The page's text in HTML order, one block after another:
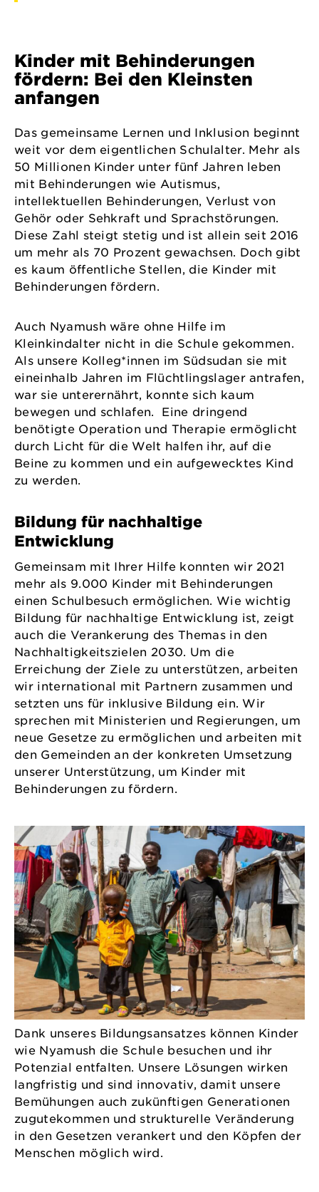
Kinder mit Behinderungen
fördern: Bei den Kleinsten
anfangen
Das gemeinsame Lernen und Inklusion beginnt
weit vor dem eigentlichen Schulalter. Mehr als
50 Millionen Kinder unter fünf Jahren leben
mit Behinderungen wie Autismus,
intellektuellen Behinderungen, Verlust von
Gehör oder Sehkraft und Sprachstörungen.
Diese Zahl steigt stetig und ist allein seit 2016
um mehr als 70 Prozent gewachsen. Doch gibt
es kaum öffentliche Stellen, die Kinder mit
Behinderungen fördern.
Auch Nyamush wäre ohne Hilfe im
Kleinkindalter nicht in die Schule gekommen.
Als unsere Kolleg*innen im Südsudan sie mit
eineinhalb Jahren im Flüchtlingslager antrafen,
war sie unterernährt, konnte sich kaum
bewegen und schlafen. Eine dringend
benötigte Operation und Therapie ermöglicht
durch Licht für die Welt halfen ihr, auf die
Beine zu kommen und ein aufgewecktes Kind
zu werden.
Bildung für nachhaltige
Entwicklung
Gemeinsam mit Ihrer Hilfe konnten wir 2021
mehr als 9.000 Kinder mit Behinderungen
einen Schulbesuch ermöglichen. Wie wichtig
Bildung für nachhaltige Entwicklung ist, zeigt
auch die Verankerung des Themas in den
Nachhaltigkeitszielen 2030. Um die
Erreichung der Ziele zu unterstützen, arbeiten
wir international mit Partnern zusammen und
setzten uns für inklusive Bildung ein. Wir
sprechen mit Ministerien und Regierungen, um
neue Gesetze zu ermöglichen und arbeiten mit
den Gemeinden an der konkreten Umsetzung
unserer Unterstützung, um Kinder mit
Behinderungen zu fördern.
Dank unseres Bildungsansatzes können Kinder
wie Nyamush die Schule besuchen und ihr
Potenzial entfalten. Unsere Lösungen wirken
langfristig und sind innovativ, damit unsere
Bemühungen auch zukünftigen Generationen
zugutekommen und strukturelle Veränderung
in den Gesetzen verankert und den Köpfen der
Menschen möglich wird.